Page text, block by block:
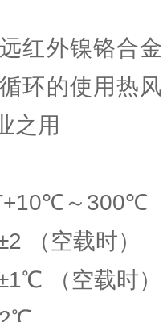
红外镍铬合
环的使用热
之用
～300℃
（空载时）
（空载时）